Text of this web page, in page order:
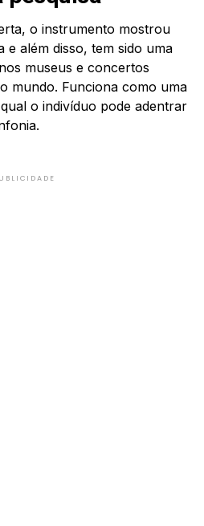
o instrumento mostrou
além disso, tem sido uma
museus e concertos
mundo. Funciona como uma
o indivíduo pode adentrar